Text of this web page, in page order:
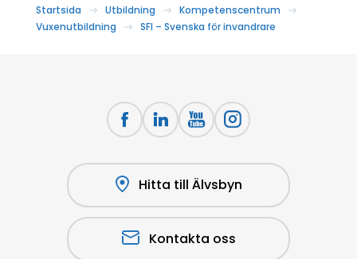
Startsida Utbildning
Kompetenscentrum
Vuxenutbildning
SFI – Svenska för invandrare
Hitta till Älvsbyn
Kontakta oss